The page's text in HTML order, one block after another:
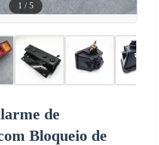
1 / 5
de
Bloqueio de